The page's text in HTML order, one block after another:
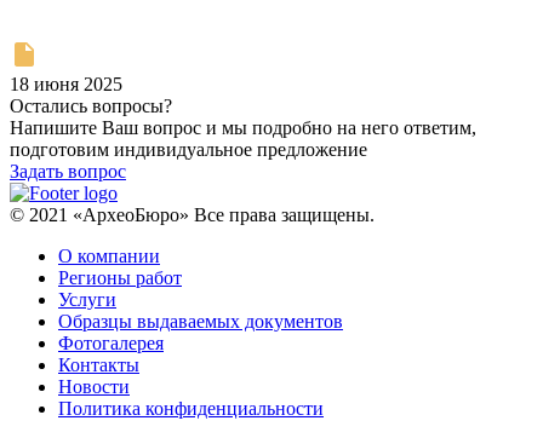
18 июня 2025
Остались вопросы?
Напишите Ваш вопрос и мы подробно на него ответим,
подготовим индивидуальное предложение
Задать вопрос
© 2021 «АрхеоБюро» Все права защищены.
О компании
Регионы работ
Услуги
Образцы выдаваемых документов
Фотогалерея
Контакты
Новости
Политика конфиденциальности